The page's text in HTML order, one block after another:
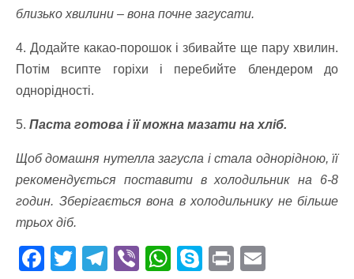
близько хвилини – вона почне загусати.
4. Додайте какао-порошок і збивайте ще пару хвилин.
Потім всипте горіхи і перебийте блендером до
однорідності.
5. Паста готова і її можна мазати на хліб.
Щоб домашня нутелла загусла і стала однорідною, її
рекомендується поставити в холодильник на 6-8
годин. Зберігається вона в холодильнику не більше
трьох діб.
F T T Vi W S Pr